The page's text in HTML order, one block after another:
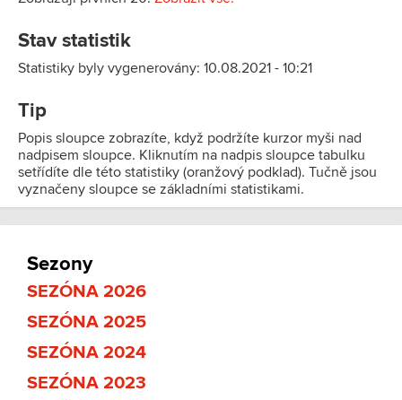
Stav statistik
Statistiky byly vygenerovány: 10.08.2021 - 10:21
Tip
Popis sloupce zobrazíte, když podržíte kurzor myši nad
nadpisem sloupce. Kliknutím na nadpis sloupce tabulku
setřídíte dle této statistiky (oranžový podklad). Tučně jsou
vyznačeny sloupce se základními statistikami.
Sezony
SEZÓNA 2026
SEZÓNA 2025
SEZÓNA 2024
SEZÓNA 2023